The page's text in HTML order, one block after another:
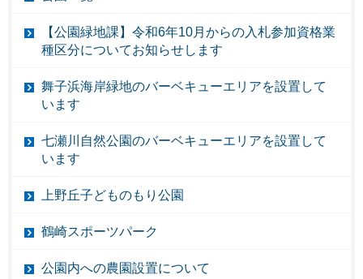
【公園緑地課】令和6年10月からの入札参加資格業
種区分についてお知らせします
舞子浜海岸緑地のバーベキューエリアを設置して
います
七瀬川自然公園のバーベキューエリアを設置して
います
上野丘子どものもり公園
鶴崎スポーツパーク
公園内への農園設置について